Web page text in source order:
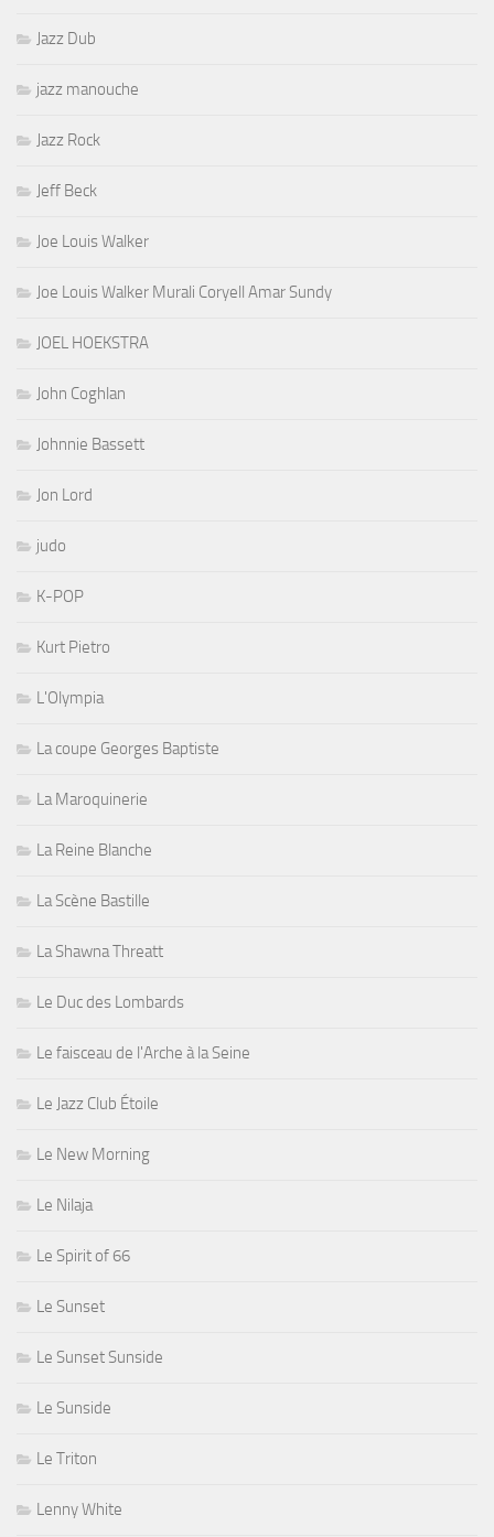
Jazz Dub
jazz manouche
Jazz Rock
Jeff Beck
Joe Louis Walker
Joe Louis Walker Murali Coryell Amar Sundy
JOEL HOEKSTRA
John Coghlan
Johnnie Bassett
Jon Lord
judo
K-POP
Kurt Pietro
L'Olympia
La coupe Georges Baptiste
La Maroquinerie
La Reine Blanche
La Scène Bastille
La Shawna Threatt
Le Duc des Lombards
Le faisceau de l'Arche à la Seine
Le Jazz Club Étoile
Le New Morning
Le Nilaja
Le Spirit of 66
Le Sunset
Le Sunset Sunside
Le Sunside
Le Triton
Lenny White